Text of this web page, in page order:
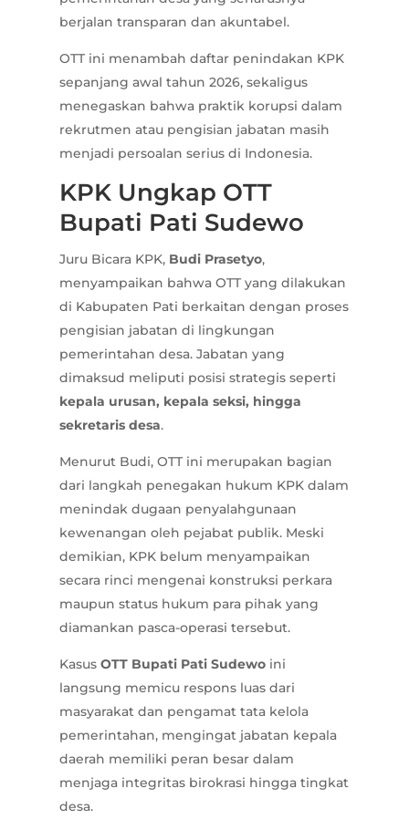
berjalan transparan dan akuntabel.
OTT ini menambah daftar penindakan KPK
sepanjang awal tahun 2026, sekaligus
menegaskan bahwa praktik korupsi dalam
rekrutmen atau pengisian jabatan masih
menjadi persoalan serius di Indonesia.
KPK Ungkap OTT
Bupati Pati Sudewo
Juru Bicara KPK, Budi Prasetyo,
menyampaikan bahwa OTT yang dilakukan
di Kabupaten Pati berkaitan dengan proses
pengisian jabatan di lingkungan
pemerintahan desa. Jabatan yang
dimaksud meliputi posisi strategis seperti
kepala urusan, kepala seksi, hingga
sekretaris desa.
Menurut Budi, OTT ini merupakan bagian
dari langkah penegakan hukum KPK dalam
menindak dugaan penyalahgunaan
kewenangan oleh pejabat publik. Meski
demikian, KPK belum menyampaikan
secara rinci mengenai konstruksi perkara
maupun status hukum para pihak yang
diamankan pasca-operasi tersebut.
Kasus OTT Bupati Pati Sudewoini
langsung memicu respons luas dari
masyarakat dan pengamat tata kelola
pemerintahan, mengingat jabatan kepala
daerah memiliki peran besar dalam
menjaga integritas birokrasi hingga tingkat
desa.